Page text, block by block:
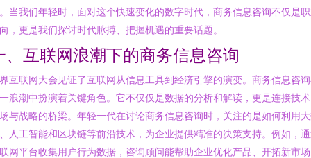
当我们年轻时，面对这个快速变化的数字时代，商务信息咨询不仅是
，更是我们探讨时代脉搏、把握机遇的重要话题。
、互联网浪潮下的商务信息咨询
互联网大会见证了互联网从信息工具到经济引擎的演变。商务信息咨
浪潮中扮演着关键角色。它不仅仅是数据的分析和解读，更是连接技
与战略的桥梁。年轻一代在讨论商务信息咨询时，关注的是如何利用
人工智能和区块链等前沿技术，为企业提供精准的决策支持。例如，
网平台收集用户行为数据，咨询顾问能帮助企业优化产品、开拓新市